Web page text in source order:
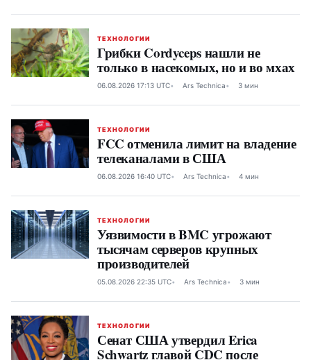
ТЕХНОЛОГИИ
Грибки Cordyceps нашли не
только в насекомых, но и во мхах
06.08.2026 17:13 UTC Ars Technica 3 мин
ТЕХНОЛОГИИ
FCC отменила лимит на владение
телеканалами в США
06.08.2026 16:40 UTC Ars Technica 4 мин
ТЕХНОЛОГИИ
Уязвимости в BMC угрожают
тысячам серверов крупных
производителей
05.08.2026 22:35 UTC Ars Technica 3 мин
ТЕХНОЛОГИИ
Сенат США утвердил Erica
Schwartz главой CDC после